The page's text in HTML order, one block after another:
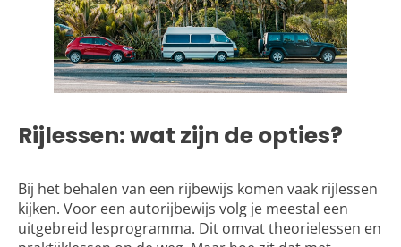
Rijlessen: wat zijn de opties?
Bij het behalen van een rijbewijs komen vaak rijlessen
kijken. Voor een autorijbewijs volg je meestal een
uitgebreid lesprogramma. Dit omvat theorielessen en